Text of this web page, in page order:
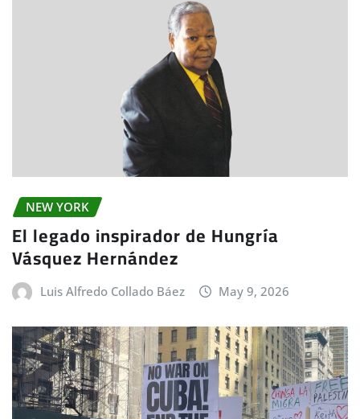
NEW YORK
El legado inspirador de Hungría
Vásquez Hernández
Luis Alfredo Collado Báez May 9, 2026